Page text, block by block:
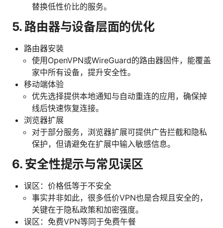
替换低性价比的服务。
5. 路由器与设备层面的优化
路由器安装
使用OpenVPN或WireGuard的路由器固件，能覆盖
家中所有设备，提升安全性。
移动端体验
优先选择提供本地通知与自动重连的应用，确保掉
线后快速恢复连接。
浏览器扩展
对于部分服务，浏览器扩展可提供广告拦截和隐私
保护，但请避免在扩展中输入敏感信息。
6. 安全性提示与常见误区
误区：价格低等于不安全
事实并非如此，很多低价VPN也是合规且安全的，
关键在于隐私政策和加密强度。
误区：免费VPN等同于免费午餐